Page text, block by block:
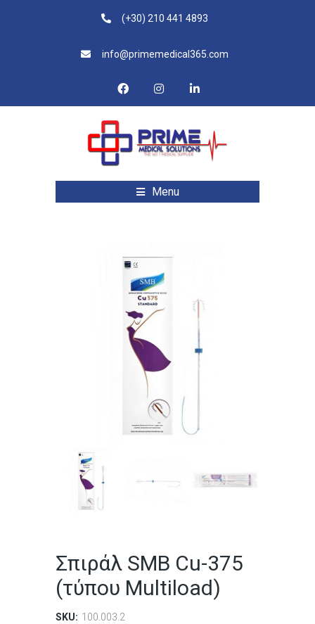
(+30) 210 441 4893
info@primemedical365.com
Menu
Σπιράλ SMB Cu-375
(τύπου Multiload)
SKU: 100.003.2